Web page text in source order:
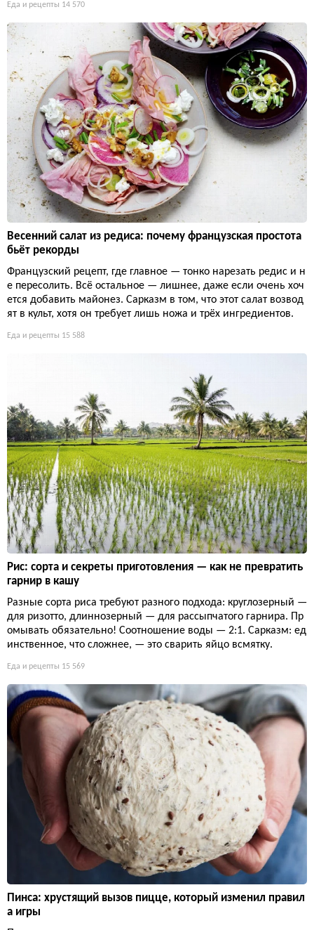
Еда и рецепты 14 570
Весенний салат из редиса: почему французская простота
бьёт рекорды
Французский рецепт, где главное — тонко нарезать редис и н
е пересолить. Всё остальное — лишнее, даже если очень хоч
ется добавить майонез. Сарказм в том, что этот салат возвод
ят в культ, хотя он требует лишь ножа и трёх ингредиентов.
Еда и рецепты 15 588
Рис: сорта и секреты приготовления — как не превратить
гарнир в кашу
Разные сорта риса требуют разного подхода: круглозерный —
для ризотто, длиннозерный — для рассыпчатого гарнира. Пр
омывать обязательно! Соотношение воды — 2:1. Сарказм: ед
инственное, что сложнее, — это сварить яйцо всмятку.
Еда и рецепты 15 569
Пинса: хрустящий вызов пицце, который изменил правил
а игры